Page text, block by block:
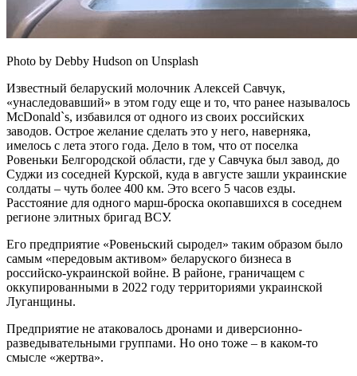
Photo by Debby Hudson on Unsplash
Известный беларуский молочник Алексей Савчук,
«унаследовавший» в этом году еще и то, что ранее называлось
McDonald`s, избавился от одного из своих российских
заводов. Острое желание сделать это у него, наверняка,
имелось с лета этого года. Дело в том, что от поселка
Ровеньки Белгородской области, где у Савчука был завод, до
Суджи из соседней Курской, куда в августе зашли украинские
солдаты – чуть более 400 км. Это всего 5 часов езды.
Расстояние для одного марш-броска окопавшихся в соседнем
регионе элитных бригад ВСУ.
Его предприятие «Ровеньский сыродел» таким образом было
самым «передовым активом» беларуского бизнеса в
российско-украинской войне. В районе, граничащем с
оккупированными в 2022 году территориями украинской
Луганщины.
Предприятие не атаковалось дронами и диверсионно-
разведывательными группами. Но оно тоже – в каком-то
смысле «жертва».